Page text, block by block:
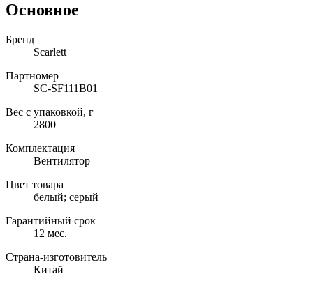
Основное
Бренд
Scarlett
Партномер
SC-SF111B01
Вес с упаковкой, г
2800
Комплектация
Вентилятор
Цвет товара
белый; серый
Гарантийный срок
12 мес.
Страна-изготовитель
Китай